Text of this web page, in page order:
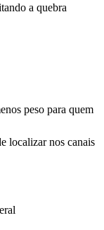
a quebra
peso para quem
localizar nos canais